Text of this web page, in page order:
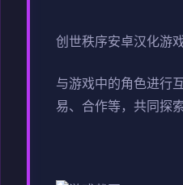
创世秩序安卓汉化游
与游戏中的角色进行
易、合作等，共同探